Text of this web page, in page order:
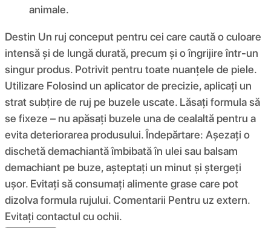
animale.
Destin Un ruj conceput pentru cei care caută o culoare
intensă și de lungă durată, precum și o îngrijire într-un
singur produs. Potrivit pentru toate nuanțele de piele.
Utilizare Folosind un aplicator de precizie, aplicați un
strat subțire de ruj pe buzele uscate. Lăsați formula să
se fixeze – nu apăsați buzele una de cealaltă pentru a
evita deteriorarea produsului. Îndepărtare: Așezați o
dischetă demachiantă îmbibată în ulei sau balsam
demachiant pe buze, așteptați un minut și ștergeți
ușor. Evitați să consumați alimente grase care pot
dizolva formula rujului. Comentarii Pentru uz extern.
Evitați contactul cu ochii.